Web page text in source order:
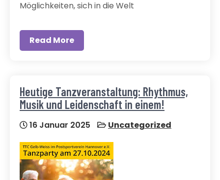
Möglichkeiten, sich in die Welt
Read More
Heutige Tanzveranstaltung: Rhythmus,
Musik und Leidenschaft in einem!
16 Januar 2025 Uncategorized